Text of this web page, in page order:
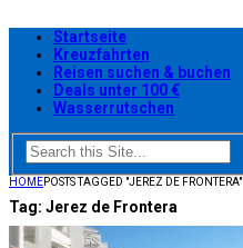
Startseite
Kreuzfahrten
Reisen suchen & buchen
Deals unter 100 €
Wasserrutschen
HOMEPOSTS TAGGED "JEREZ DE FRONTERA"
Tag: Jerez de Frontera